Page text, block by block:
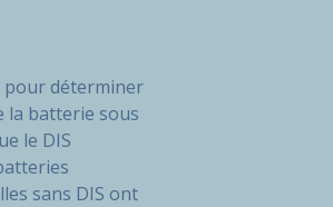
pour déterminer
la batterie sous
le DIS
sans DIS ont